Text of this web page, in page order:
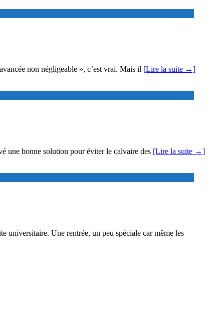
non négligeable », c’est vrai. Mais il [Lire la suite →]
une bonne solution pour éviter le calvaire des [Lire la suite →]
universitaire. Une rentrée, un peu spéciale car même les